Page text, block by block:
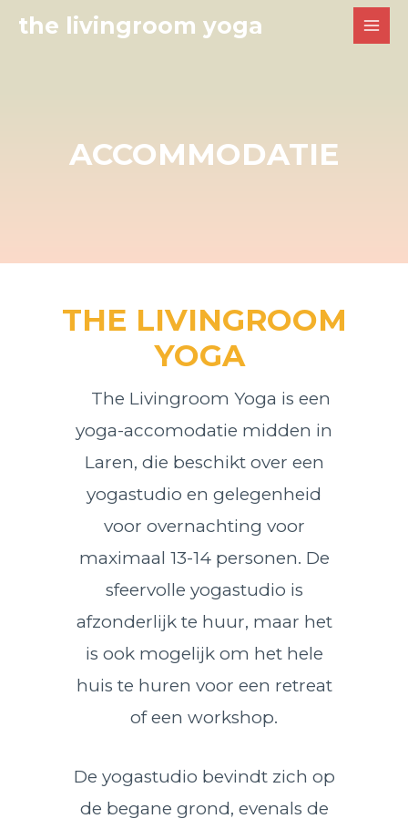
the livingroom yoga
ACCOMMODATIE
THE LIVINGROOM
YOGA
The Livingroom Yoga is een
yoga-accomodatie midden in
Laren, die beschikt over een
yogastudio en gelegenheid
voor overnachting voor
maximaal 13-14 personen. De
sfeervolle yogastudio is
afzonderlijk te huur, maar het
is ook mogelijk om het hele
huis te huren voor een retreat
of een workshop.
De yogastudio bevindt zich op
de begane grond, evenals de